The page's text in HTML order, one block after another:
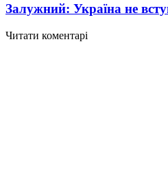
Залужний: Україна не
Читати коментарі